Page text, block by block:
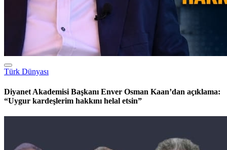
Türk Dünyası
Diyanet Akademisi Başkanı Enver Osman Kaan’dan açıklama:
“Uygur kardeşlerim hakkını helal etsin”